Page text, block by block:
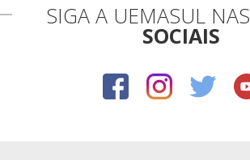
SIGA A UEMASUL NAS
SOCIAIS